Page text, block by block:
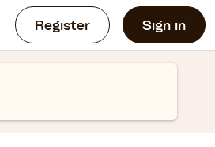
Register Sign in